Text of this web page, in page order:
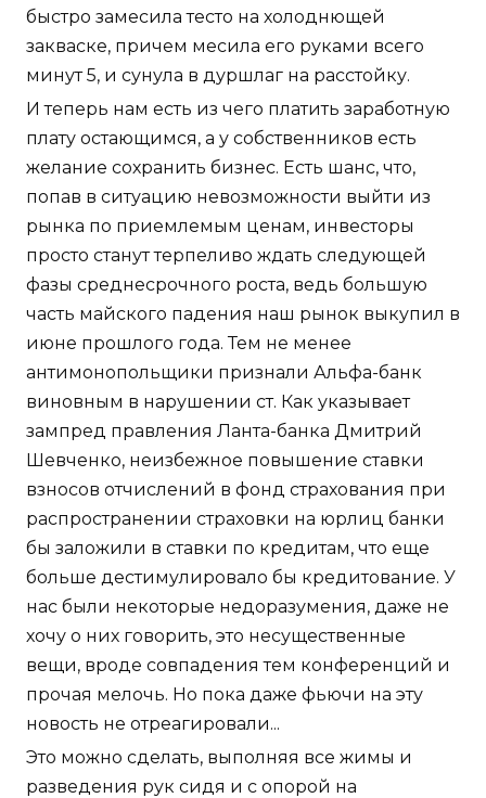
быстро замесила тесто на холоднющей
закваске, причем месила его руками всего
минут 5, и сунула в дуршлаг на расстойку.
И теперь нам есть из чего платить заработную
плату остающимся, а у собственников есть
желание сохранить бизнес. Есть шанс, что,
попав в ситуацию невозможности выйти из
рынка по приемлемым ценам, инвесторы
просто станут терпеливо ждать следующей
фазы среднесрочного роста, ведь большую
часть майского падения наш рынок выкупил в
июне прошлого года. Тем не менее
антимонопольщики признали Альфа-банк
виновным в нарушении ст. Как указывает
зампред правления Ланта-банка Дмитрий
Шевченко, неизбежное повышение ставки
взносов отчислений в фонд страхования при
распространении страховки на юрлиц банки
бы заложили в ставки по кредитам, что еще
больше дестимулировало бы кредитование. У
нас были некоторые недоразумения, даже не
хочу о них говорить, это несущественные
вещи, вроде совпадения тем конференций и
прочая мелочь. Но пока даже фьючи на эту
новость не отреагировали...
Это можно сделать, выполняя все жимы и
разведения рук сидя и с опорой на